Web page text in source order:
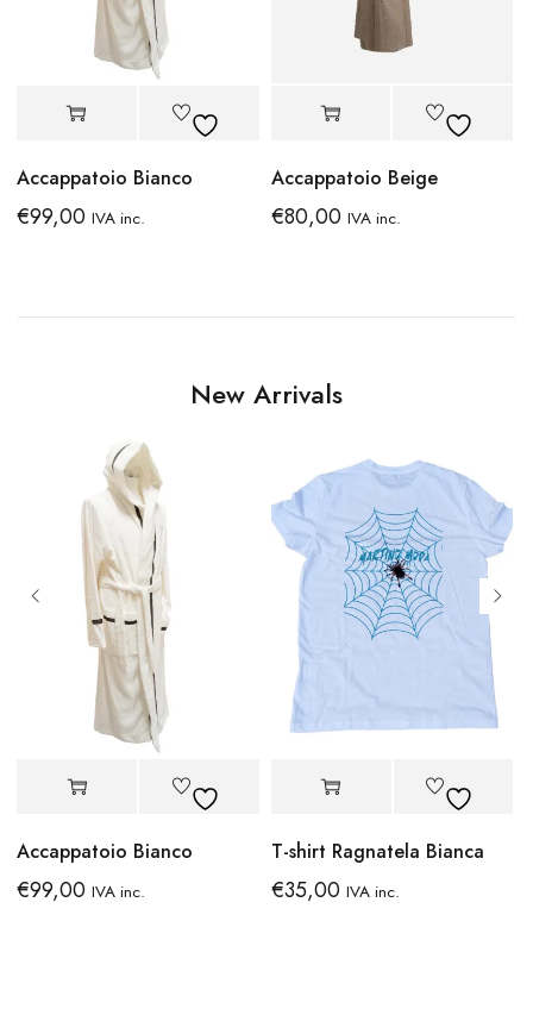
Accappatoio Bianco
€99,00 IVA inc.
Accappatoio Beige
€80,00 IVA inc.
New Arrivals
Accappatoio Bianco
€99,00 IVA inc.
T-shirt Ragnatela Bianca
€35,00 IVA inc.